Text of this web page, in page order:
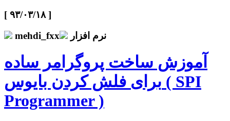
[ ۹۳/۰۳/۱۸ ]
mehdi_fxx
نرم افزار
آموزش ساخت پروگرامر ساده
برای فلش کردن بایوس ( SPI
Programmer )